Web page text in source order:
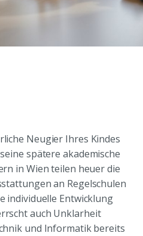
Neugier Ihres Kindes
spätere akademische
in Wien teilen heuer die
an Regelschulen
individuelle Entwicklung
auch Unklarheit
und Informatik bereits